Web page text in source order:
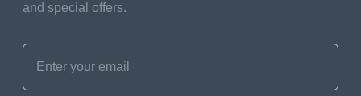
กับบริษัทของคุณได้
สำหรับ Facebook
Instagram หรือ
and special offers.